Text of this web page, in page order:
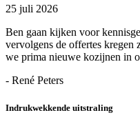
25 juli 2026
Ben gaan kijken voor
vervolgens de offertes
we prima nieuwe kozijnen in
- René Peters
Indrukwekkende uitstraling